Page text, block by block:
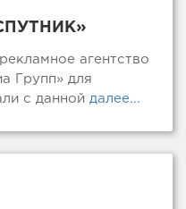
агентство
Групп» для
с даннойдалее...